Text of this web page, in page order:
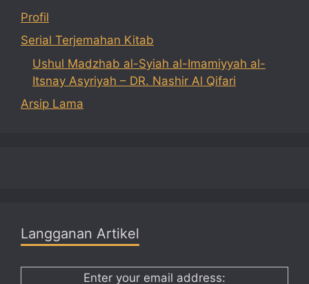
Profil
Serial Terjemahan Kitab
Ushul Madzhab al-Syiah al-Imamiyyah al-
Itsnay Asyriyah – DR. Nashir Al Qifari
Arsip Lama
Langganan Artikel
Enter your email address: